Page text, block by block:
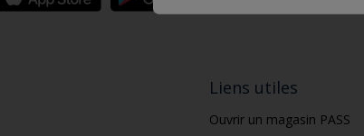
Liens utiles
Ouvrir un magasin PASS